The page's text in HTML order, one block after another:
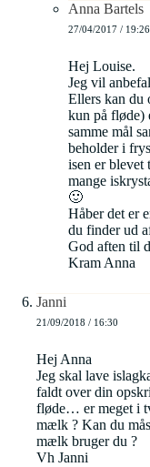
Anna Bartels
27/04/2017 / 19:26
Hej Louise.
Jeg vil
Ellers kan du
kun på fløde)
samme mål
beholder i
isen er blevet
mange
🙂
Håber det er
du finder ud
God aften til
Kram Anna
Janni
21/09/2018 / 16:30
Hej Anna
Jeg skal lave
faldt over din
fløde… er meget i
mælk ? Kan du
mælk bruger du ?
Vh Janni